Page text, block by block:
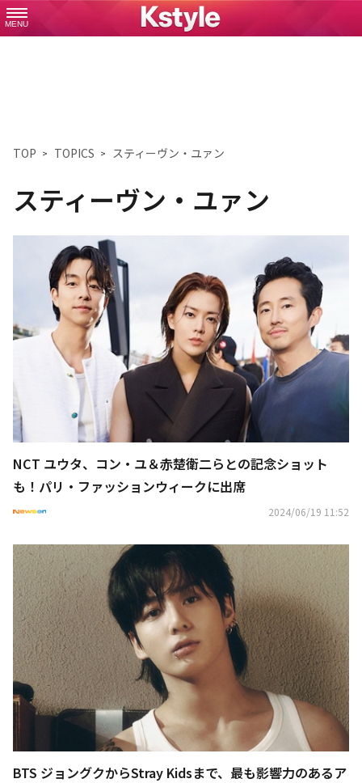
MENU
TOP TOPICS スティーヴン・ユァン
スティーヴン・ユァン
NCT ユウタ、コン・ユ＆赤楚衛二らとの記念ショット
も！パリ・ファッションウィークに出席
2024/06/19 11:52
BTS ジョングクからStray Kidsまで、最も影響力のあるア